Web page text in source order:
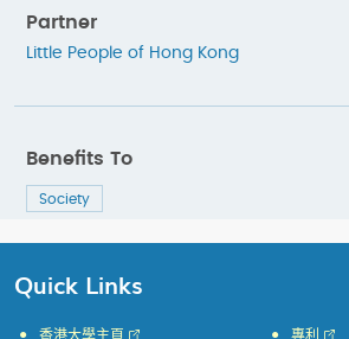
Partner
Little People of Hong Kong
Benefits To
Society
Quick Links
香港大學主頁 專利